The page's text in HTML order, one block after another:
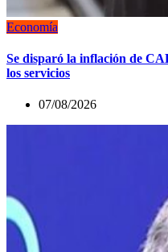
Economía
Se disparó la inflación de
los servicios
07/08/2026